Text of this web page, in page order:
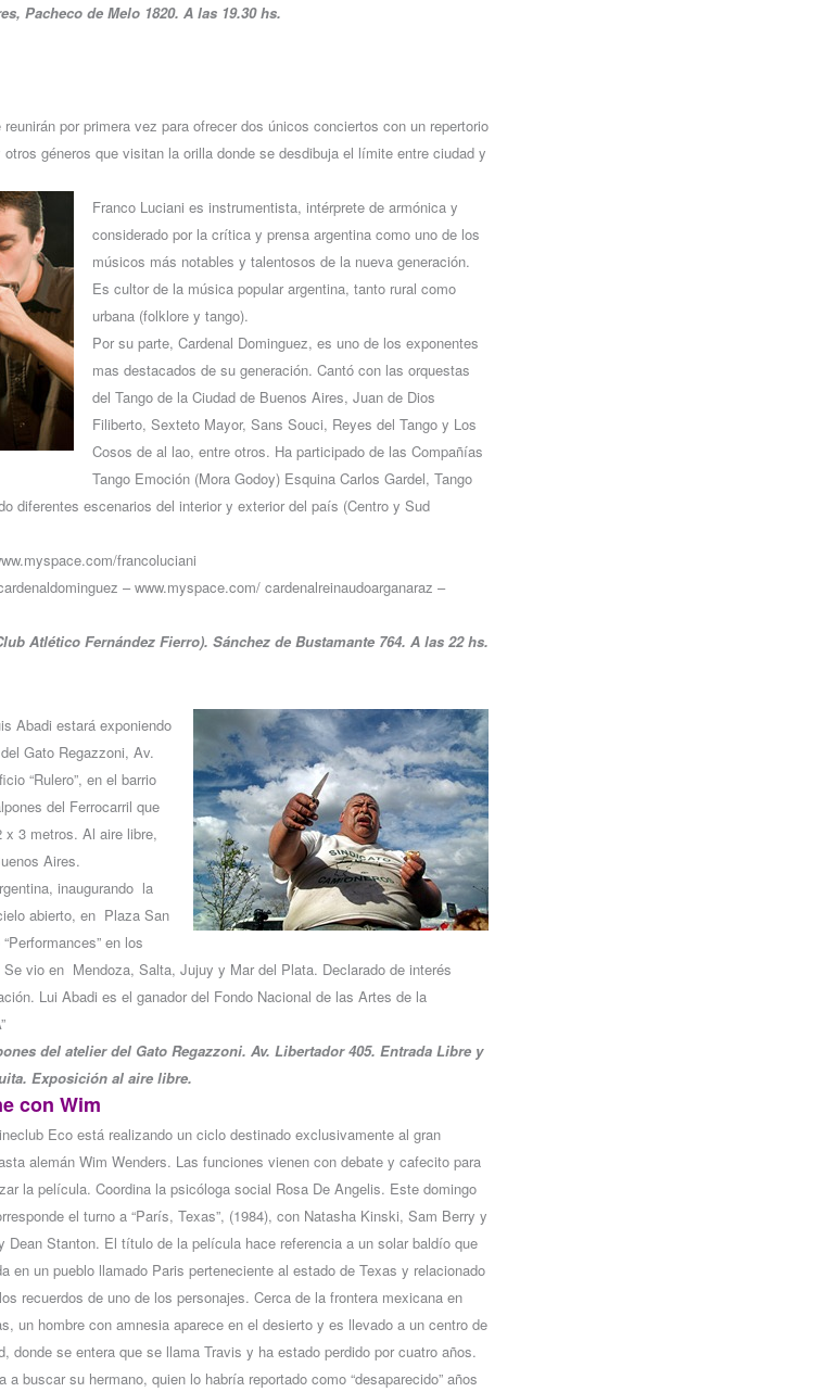
Pacheco de Melo 1820. A las 19.30 hs.
por primera vez para ofrecer dos únicos conciertos con un repertorio
géneros que visitan la orilla donde se desdibuja el límite entre ciudad y
Franco Luciani es instrumentista, intérprete de armónica y
considerado por la crítica y prensa argentina como uno de los
músicos más notables y talentosos de la nueva generación.
Es cultor de la música popular argentina, tanto rural como
urbana (folklore y tango).
Por su parte, Cardenal Dominguez, es uno de los exponentes
mas destacados de su generación. Cantó con las orquestas
del Tango de la Ciudad de Buenos Aires, Juan de Dios
Filiberto, Sexteto Mayor, Sans Souci, Reyes del Tango y Los
Cosos de al lao, entre otros. Ha participado de las Compañías
Tango Emoción (Mora Godoy) Esquina Carlos Gardel, Tango
diferentes escenarios del interior y exterior del país (Centro y Sud
francoluciani
– www.myspace.com/ cardenalreinaudoarganaraz –
Atlético Fernández Fierro). Sánchez de Bustamante 764. A las 22 hs.
Abadi estará exponiendo
Gato Regazzoni, Av.
“Rulero”, en el barrio
del Ferrocarril que
x 3 metros. Al aire libre,
Aires.
inaugurando la
abierto, en Plaza San
en los
vio en Mendoza, Salta, Jujuy y Mar del Plata. Declarado de interés
Lui Abadi es el ganador del Fondo Nacional de las Artes de la
del atelier del Gato Regazzoni. Av. Libertador 405. Entrada Libre y
Exposición al aire libre.
con Wim
Eco está realizando un ciclo destinado exclusivamente al gran
alemán Wim Wenders. Las funciones vienen con debate y cafecito para
la película. Coordina la psicóloga social Rosa De Angelis. Este domingo
el turno a “París, Texas”, (1984), con Natasha Kinski, Sam Berry y
Dean Stanton. El título de la película hace referencia a un solar baldío que
en un pueblo llamado Paris perteneciente al estado de Texas y relacionado
recuerdos de uno de los personajes. Cerca de la frontera mexicana en
un hombre con amnesia aparece en el desierto y es llevado a un centro de
donde se entera que se llama Travis y ha estado perdido por cuatro años.
a buscar su hermano, quien lo habría reportado como “desaparecido” años